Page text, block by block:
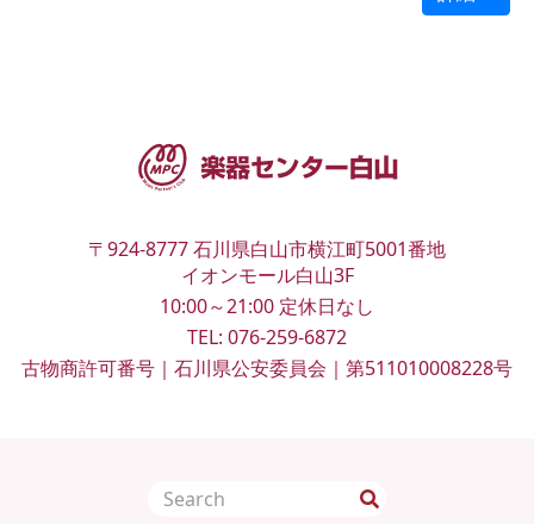
〒924-8777石川県白山市横江町5001番地
イオンモール白山3F
10:00～21:00 定休日なし
TEL: 076-259-6872
古物商許可番号｜石川県公安委員会｜第511010008228号